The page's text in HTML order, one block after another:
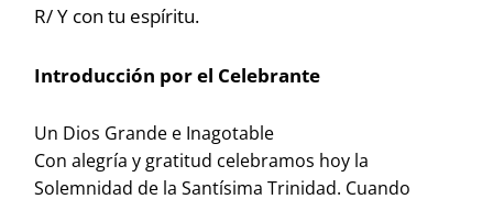
R/ Y con tu espíritu.
Introducción por el Celebrante
Un Dios Grande e Inagotable
Con alegría y gratitud celebramos hoy la
Solemnidad de la Santísima Trinidad. Cuando